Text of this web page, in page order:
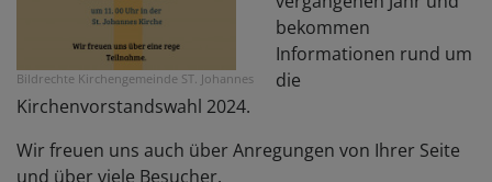
Bildrechte Kirchengemeinde ST. Johannes
bekommen
Informationen rund um
die
Kirchenvorstandswahl 2024.
Wir freuen uns auch über Anregungen von Ihrer Seite
und über viele Besucher.